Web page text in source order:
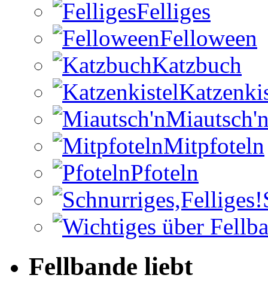
Felliges
Felloween
Katzbuch
Mitpfoteln
Pfoteln
Fellbande liebt